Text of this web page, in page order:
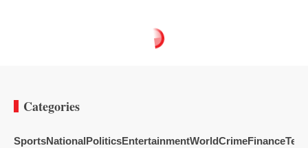
Categories
SportsNationalPoliticsEntertainmentWorldCrimeFinance